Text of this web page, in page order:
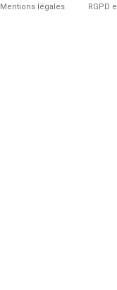
Mentions légales RGPD